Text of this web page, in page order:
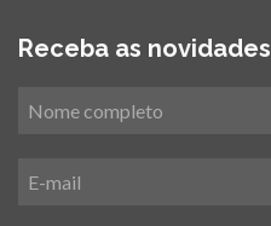
Receba as novidades